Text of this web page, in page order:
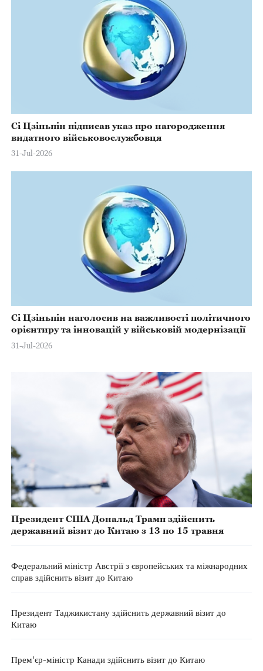
Сі Цзіньпін підписав указ про нагородження
видатного військовослужбовця
31-Jul-2026
Сі Цзіньпін наголосив на важливості політичного
орієнтиру та інновацій у військовій модернізації
31-Jul-2026
Президент США Дональд Трамп здійснить
державний візит до Китаю з 13 по 15 травня
Федеральний міністр Австрії з європейських та міжнародних
справ здійснить візит до Китаю
Президент Таджикистану здійснить державний візит до
Китаю
Прем'єр-міністр Канади здійснить візит до Китаю